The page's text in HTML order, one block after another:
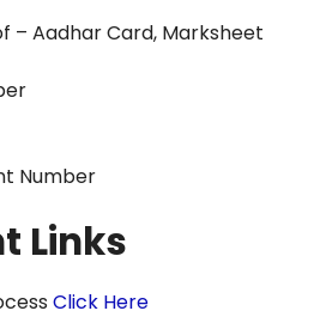
– Aadhar Card, Marksheet
Number
Links
Click Here